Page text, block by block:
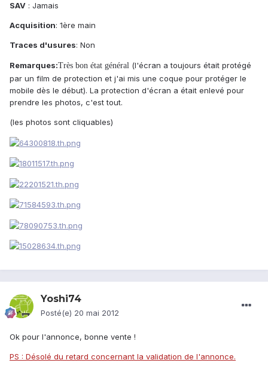
SAV : Jamais
Acquisition: 1ère main
Traces d'usures: Non
Remarques:Très bon état général (l'écran a toujours était protégé
par un film de protection et j'ai mis une coque pour protéger le
mobile dès le début). La protection d'écran a était enlevé pour
prendre les photos, c'est tout.
(les photos sont cliquables)
Yoshi74
Posté(e) 20 mai 2012
Ok pour l'annonce, bonne vente !
PS : Désolé du retard concernant la validation de l'annonce.